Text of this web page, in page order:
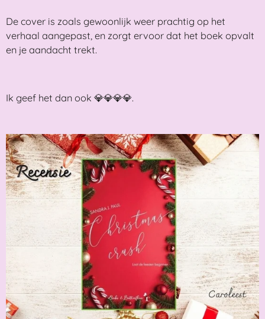
De cover is zoals gewoonlijk weer prachtig op het
verhaal aangepast, en zorgt ervoor dat het boek opvalt
en je aandacht trekt.
Ik geef het dan ook 💎💎💎💎.